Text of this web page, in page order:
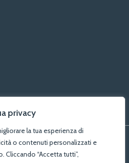
privacy
la tua esperienza di
o contenuti personalizzati e
Cliccando “Accetta tutti”,
di Lacatena Rosalia - PIVA:
- Tutti i diritti riservati